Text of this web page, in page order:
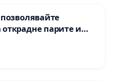
парите и